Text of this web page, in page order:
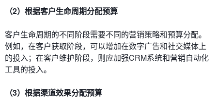
（2）根据客户生命周期分配预算
客户生命周期的不同阶段需要不同的营销策略和预算分配。
例如，在客户获取阶段，可以增加在数字广告和社交媒体上
的投入；在客户维护阶段，则应加强CRM系统和营销自动化
工具的投入。
（3）根据渠道效果分配预算